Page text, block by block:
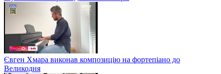
Євген Хмара виконав композицію на фортепіано до
Великодня